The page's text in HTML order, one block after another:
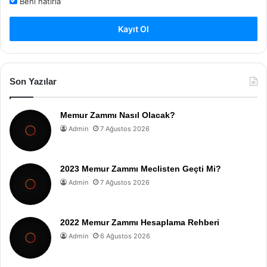
Kayıt Ol
Son Yazılar
Memur Zammı Nasıl Olacak?
Admin 7 Ağustos 2026
2023 Memur Zammı Meclisten Geçti Mi?
Admin 7 Ağustos 2026
2022 Memur Zammı Hesaplama Rehberi
Admin 6 Ağustos 2026